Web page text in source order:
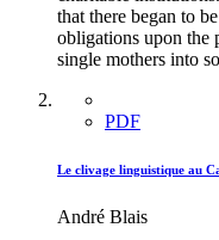
that there began to
obligations upon the
single mothers into
PDF
Le clivage linguistique au
André Blais